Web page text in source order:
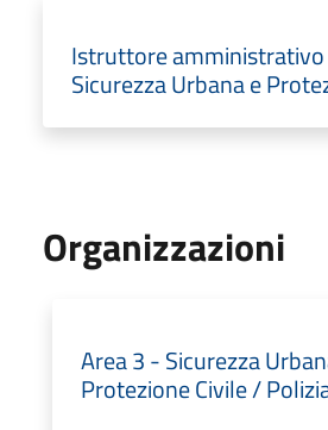
Istruttore
Sicurezza Urbana e
Organizzazioni
Area 3 - Sicurezza
Protezione Civile /